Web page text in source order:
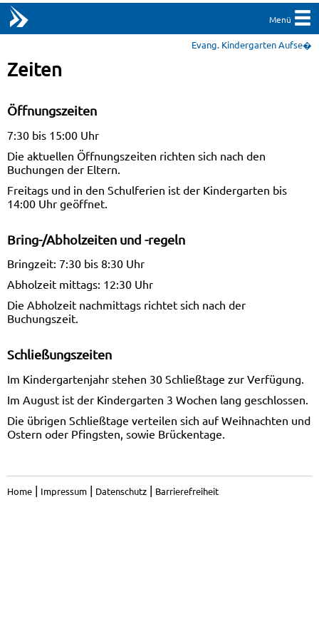
Menü
Evang. Kindergarten Aufse�
Zeiten
Öffnungszeiten
7:30 bis 15:00 Uhr
Die aktuellen Öffnungszeiten richten sich nach den
Buchungen der Eltern.
Freitags und in den Schulferien ist der Kindergarten bis
14:00 Uhr geöffnet.
Bring-/Abholzeiten und -regeln
Bringzeit: 7:30 bis 8:30 Uhr
Abholzeit mittags: 12:30 Uhr
Die Abholzeit nachmittags richtet sich nach der
Buchungszeit.
Schließungszeiten
Im Kindergartenjahr stehen 30 Schließtage zur Verfügung.
Im August ist der Kindergarten 3 Wochen lang geschlossen.
Die übrigen Schließtage verteilen sich auf Weihnachten und
Ostern oder Pfingsten, sowie Brückentage.
Home | Impressum | Datenschutz | Barrierefreiheit